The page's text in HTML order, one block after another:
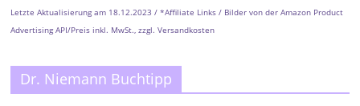
Letzte Aktualisierung am 18.12.2023 / *Affiliate Links / Bilder von der Amazon Product
Advertising API/Preis inkl. MwSt., zzgl. Versandkosten
Dr. Niemann Buchtipp